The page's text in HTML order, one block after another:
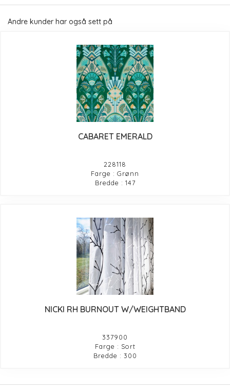
Andre kunder har også sett på
CABARET EMERALD
228118
Farge : Grønn
Bredde : 147
NICKI RH BURNOUT W/WEIGHTBAND
337900
Farge : Sort
Bredde : 300